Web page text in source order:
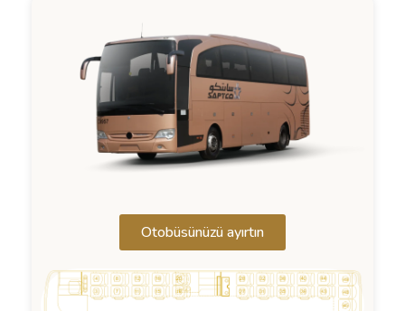
Otobüsünüzü ayırtın